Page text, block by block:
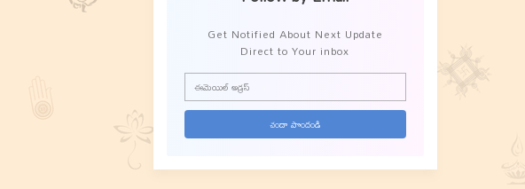
Get Notified About Next Update
Direct to Your inbox